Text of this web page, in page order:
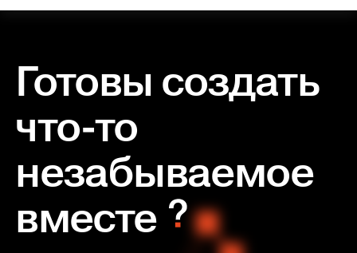
Готовы создать
что-то
незабываемое
вместе